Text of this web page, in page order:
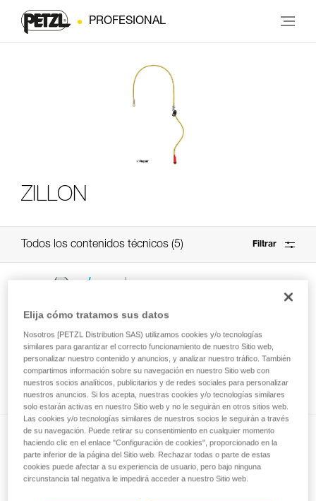
PROFESIONAL
ZILLON
Todos los contenidos técnicos 5 Filtrar
Utilización del elemento de amarre ZILLON
en simple
Elija cómo tratamos sus datos
Nosotros [PETZL Distribution SAS) utilizamos cookies y/o tecnologías
similares para garantizar el correcto funcionamiento de nuestro Sitio web,
personalizar nuestro contenido y anuncios, y analizar nuestro tráfico. También
compartimos información sobre su navegación en nuestro Sitio web con
nuestros socios analíticos, publicitarios y de redes sociales para personalizar
nuestros anuncios. Si los acepta, nuestras cookies y/o tecnologías similares
solo estarán activas en nuestro Sitio web y no le seguirán en otros sitios web.
Las cookies y/o tecnologías similares de nuestros socios le seguirán a través
de su navegación. Puede retirar su consentimiento en cualquier momento
haciendo clic en el enlace "Configuración de cookies", proporcionado en la
parte inferior de la página del Sitio web. Rechazar todas o parte de estas
cookies puede afectar a su experiencia de usuario, pero bajo ninguna
circunstancia tal negativa le impedirá acceder a nuestro Sitio web.